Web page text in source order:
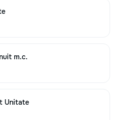
m.c.
Unitate